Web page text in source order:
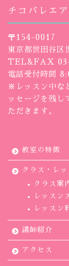
チコバレエ
〒154-0017
東京都世田谷
TEL&FAX
電話受付時間
※レッスン中な
ッセージを残し
ただきます。
教室の特徴
クラス・レ
クラス案
レッスン
レッスン
講師紹介
アクセス